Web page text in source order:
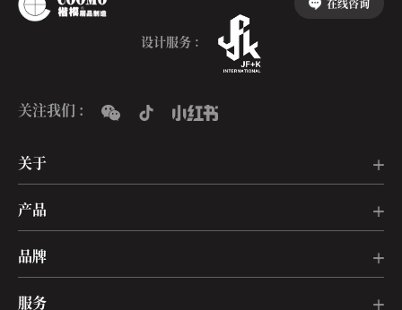
关注我们 :
在线咨询
设计服务 :
关于
产品
品牌
服务